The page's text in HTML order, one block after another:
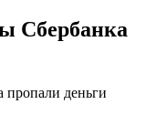
Сбербанка